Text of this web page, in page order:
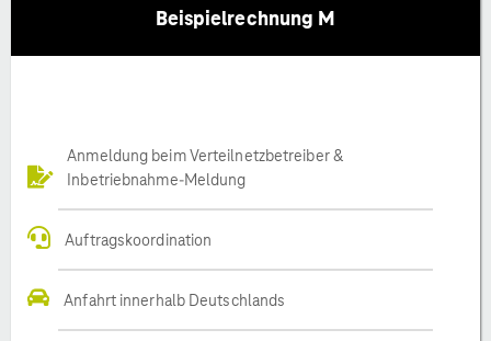
Beispielrechnung M
Anmeldung beim Verteilnetzbetreiber &
Inbetriebnahme-Meldung
Auftragskoordination
Anfahrt innerhalb Deutschlands